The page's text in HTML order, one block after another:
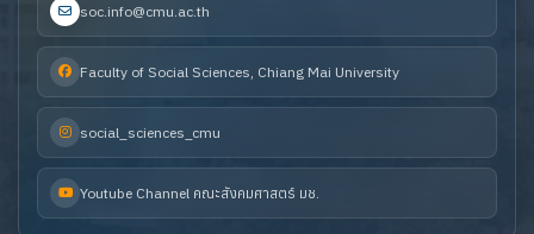
soc.info@cmu.ac.th
Faculty of Social Sciences, Chiang Mai University
social_sciences_cmu
Youtube Channel คณะสังคมศาสตร์ มช.